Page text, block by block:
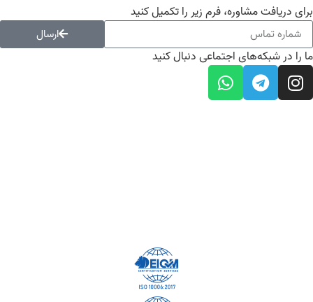
برای دریافت مشاوره، فرم زیر را تکمیل کنید
ارسال
ما را در شبکه‌های اجتماعی دنبال کنید